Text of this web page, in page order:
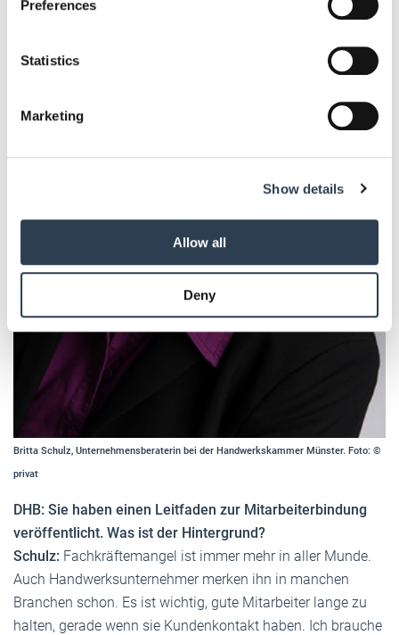
Collect information about your geographical location
Identify your device by actively scanning it for
Find out more about how your personal data is processed
and set your preferences in the
provide social media features and to analyse our traffic.
provided to them or that they’ve collected from your use
Weitere Informationen:Impressum Datenschutz
Preferences
Statistics
Marketing
Show details
Allow all
Deny
Britta Schulz, Unternehmensberaterin bei der Handwerkskammer Münster. Foto: ©
privat
DHB: Sie haben einen Leitfaden zur Mitarbeiterbindung
veröffentlicht. Was ist der Hintergrund?
Schulz: Fachkräftemangel ist immer mehr in aller Munde.
Auch Handwerksunternehmer merken ihn in manchen
Branchen schon. Es ist wichtig, gute Mitarbeiter lange zu
halten, gerade wenn sie Kundenkontakt haben. Ich brauche